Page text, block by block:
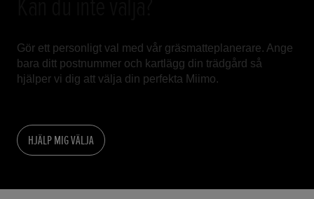
Gör ett personligt val med vår gräsmatteplanerare. Ange
bara ditt postnummer och kartlägg din trädgård så
hjälper vi dig att välja din perfekta Miimo.
HJÄLP MIG VÄLJA